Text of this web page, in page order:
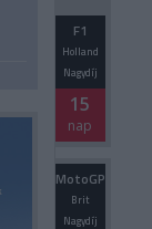
F1
Holland
Nagydíj
15
nap
MotoGP
Brit
Nagydíj